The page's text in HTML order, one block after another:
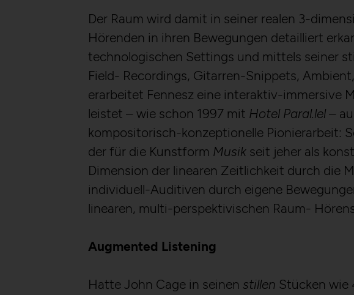
Der Raum wird damit in seiner realen 3-
Hörenden in ihren Bewegungen detailliert
technologischen Settings und mittels seiner
Field- Recordings, Gitarren-Snippets,
erarbeitet Fennesz eine interaktiv-immersive
leistet – wie schon 1997 mit Hotel Paral.lel –
kompositorisch-konzeptionelle Pionierarbeit:
der für die Kunstform Musik seit jeher als
Dimension der linearen Zeitlichkeit durch die
individuell-Auditiven durch eigene
linearen, multi-perspektivischen Raum-
Augmented Listening
Hatte John Cage in seinen stillen Stücken wie